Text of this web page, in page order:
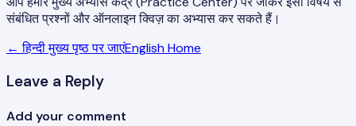
संबंधित प्रश्नों और ऑनलाइन क्विज़ का अभ्यास कर सकते हैं।
← हिन्दी मुख्य पृष्ठ पर जाएंEnglish Home
Leave a Reply
Add your comment